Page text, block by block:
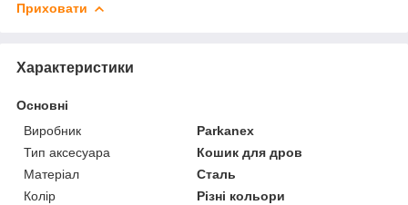
Приховати
Характеристики
Основні
Виробник
Parkanex
Тип аксесуара
Кошик для дров
Матеріал
Сталь
Колір
Різні кольори